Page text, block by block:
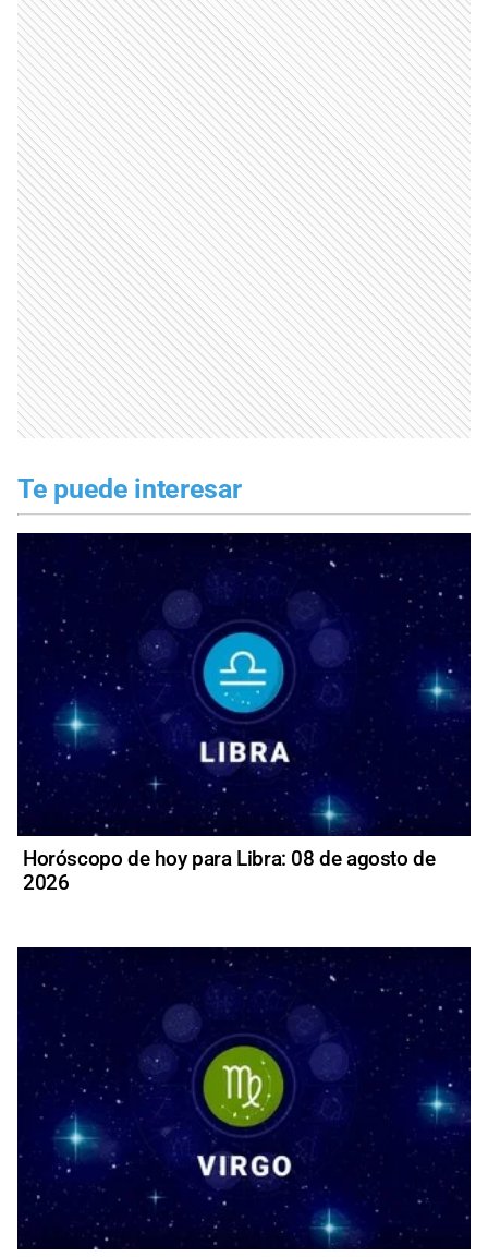
Te puede interesar
Horóscopo de hoy para Libra: 08 de agosto de
2026